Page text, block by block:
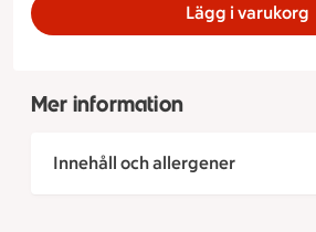
Lägg i varukorg
Mer information
Innehåll och allergener